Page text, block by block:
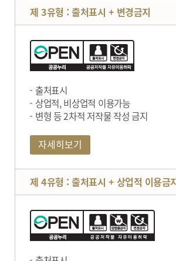
제 3유형 : 출처표시 + 변경금지
출처표시
상업적, 비상업적 이용가능
변형 등 2차적 저작물 작성 금지
자세히보기
제 4유형 : 출처표시 + 상업적 이용금